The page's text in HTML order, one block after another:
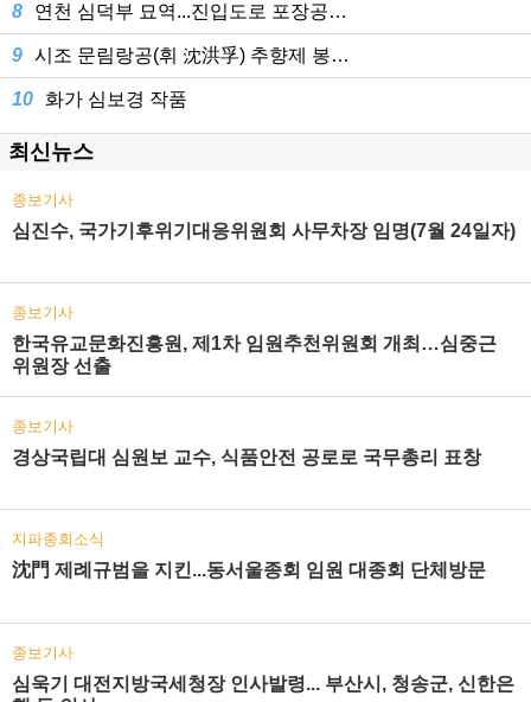
8 연천 심덕부 묘역...진입도로 포장공…
9 시조 문림랑공(휘 沈洪孚) 추향제 봉…
10 화가 심보경 작품
최신뉴스
종보기사
심진수, 국가기후위기대응위원회 사무차장 임명(7월 24일자)
종보기사
한국유교문화진흥원, 제1차 임원추천위원회 개최…심중근
위원장 선출
종보기사
경상국립대 심원보 교수, 식품안전 공로로 국무총리 표창
지파종회소식
沈門 제례규범을 지킨...동서울종회 임원 대종회 단체방문
종보기사
심욱기 대전지방국세청장 인사발령... 부산시, 청송군, 신한은